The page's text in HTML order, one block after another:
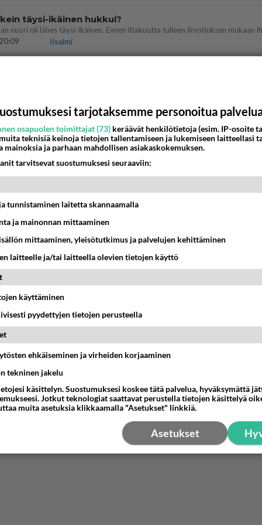
täysi-ikäinen hukkui?
Iisalmi
Ikävä
pakkaus
pakkaus nainen.
vielä minusta?
Sinkut
Mikkelin panttivankidraaman?
Maailman menoa
tarjotaksemme personoitua
osapuolen toimittajat (73) keräävät henkilötietoja (esim. IP-osoite
teknisiä keinoja tietojen tallentamiseen ja lukemiseen laitteellasi
ja parhaan mahdollisen asiakaskokemuksen.
tarvitsevat suostumuksesi seuraaviin:
tunnistaminen laitetta skannaamalla
ja mainonnan mittaaminen
mittaaminen, yleisötutkimus ja palvelujen kehittäminen
laitteelle ja/tai laitteella olevien tietojen käyttö
käyttäminen
pyydettyjen tietojen perusteella
ehkäiseminen ja virheiden korjaaminen
tekninen jakelu
käsittelyn. Suostumuksesi koskee tätä palvelua, hyväksymättä
Jotkut teknologiat saattavat perustella tietojen käsittelyä
muita asetuksia klikkaamalla "Asetukset" linkkiä.
Asetukset